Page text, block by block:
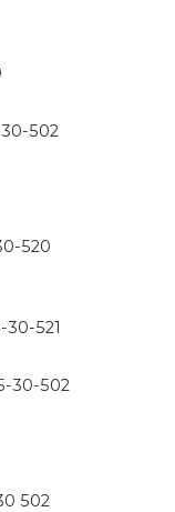
502
520
521
30-502
502